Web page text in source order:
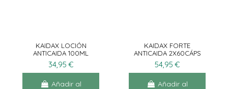
KAIDAX LOCIÓN
ANTICAIDA 100ML
34,95 €
Añadir al
KAIDAX FORTE
ANTICAIDA 2X60CÁPS
54,95 €
Añadir al